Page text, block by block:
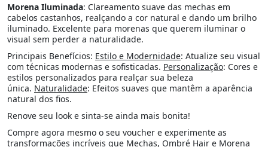
Morena Iluminada: Clareamento suave das mechas em
cabelos castanhos, realçando a cor natural e dando um brilho
iluminado. Excelente para morenas que querem iluminar o
visual sem perder a naturalidade.
Principais Benefícios: Estilo e Modernidade: Atualize seu visual
com técnicas modernas e sofisticadas. Personalização: Cores e
estilos personalizados para realçar sua beleza
única. Naturalidade: Efeitos suaves que mantêm a aparência
natural dos fios.
Renove seu look e sinta-se ainda mais bonita!
Compre agora mesmo o seu voucher e experimente as
transformações incríveis que Mechas, Ombré Hair e Morena